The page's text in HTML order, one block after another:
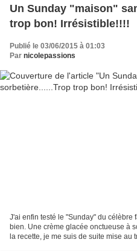
Un Sunday "maison"
trop bon! Irrésistible!!!!
Publié le 03/06/2015 à 01:03
Par nicolepassions
J'ai enfin testé le "Sunday" du célèbre
bien. Une crème glacée onctueuse à
la recette, je me suis de suite mise au